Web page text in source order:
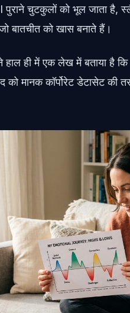
चुटकुलों को भूल जाता है,
बातचीत को खास बनाते हैं।
हाल ही में एक लेख में बताया है कि
को मानक कॉर्पोरेट डेटासेट की